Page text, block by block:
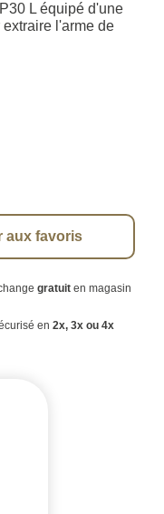
L équipé d'une
l'arme de
aux favoris
gratuiten magasin
en 2x, 3x ou 4x